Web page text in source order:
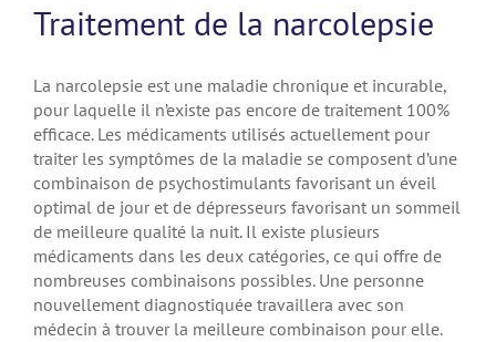
Traitement de la narcolepsie
La narcolepsie est une maladie chronique et incurable,
pour laquelle il n’existe pas encore de traitement 100%
efficace. Les médicaments utilisés actuellement pour
traiter les symptômes de la maladie se composent d’une
combinaison de psychostimulants favorisant un éveil
optimal de jour et de dépresseurs favorisant un sommeil
de meilleure qualité la nuit. Il existe plusieurs
médicaments dans les deux catégories, ce qui offre de
nombreuses combinaisons possibles. Une personne
nouvellement diagnostiquée travaillera avec son
médecin à trouver la meilleure combinaison pour elle.